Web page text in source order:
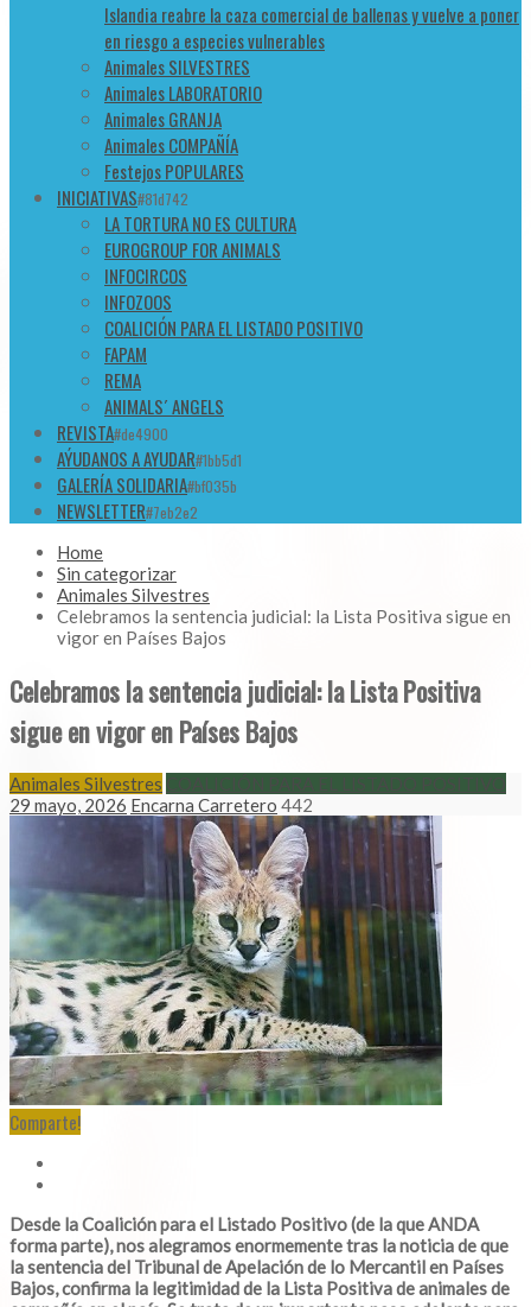
Islandia reabre la caza comercial de ballenas y vuelve a poner
en riesgo a especies vulnerables
Animales SILVESTRES
Animales LABORATORIO
Animales GRANJA
Animales COMPAÑÍA
Festejos POPULARES
INICIATIVAS#81d742
LA TORTURA NO ES CULTURA
EUROGROUP FOR ANIMALS
INFOCIRCOS
INFOZOOS
COALICIÓN PARA EL LISTADO POSITIVO
FAPAM
REMA
ANIMALS´ ANGELS
REVISTA#de4900
AÝUDANOS A AYUDAR#1bb5d1
GALERÍA SOLIDARIA#bf035b
NEWSLETTER#7eb2e2
Home
Sin categorizar
Animales Silvestres
Celebramos la sentencia judicial: la Lista Positiva sigue en
vigor en Países Bajos
Celebramos la sentencia judicial: la Lista Positiva
sigue en vigor en Países Bajos
Animales Silvestres
29 mayo, 2026 Encarna Carretero 442
Comparte!
Desde la Coalición para el Listado Positivo (de la que ANDA
forma parte), nos alegramos enormemente tras la noticia de que
la sentencia del Tribunal de Apelación de lo Mercantil en Países
Bajos, confirma la legitimidad de la Lista Positiva de animales de